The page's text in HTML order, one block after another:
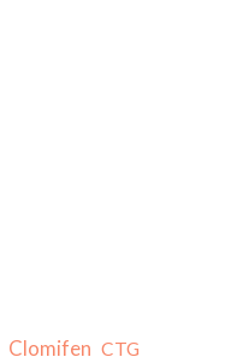
Clomifen CTG